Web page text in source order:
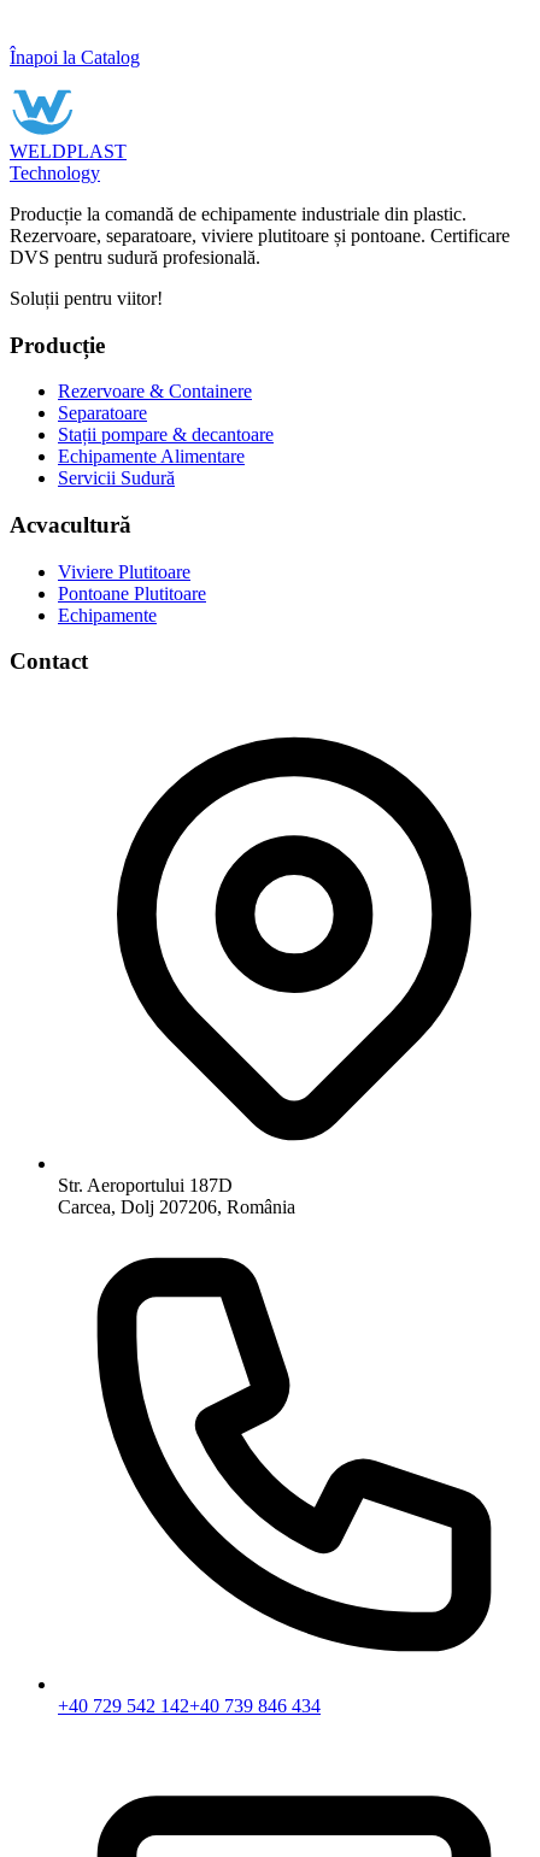
Înapoi la Catalog
WELDPLAST
Technology
Producție la comandă de echipamente industriale din plastic.
Rezervoare, separatoare, viviere plutitoare și pontoane. Certificare
DVS pentru sudură profesională.
Soluții pentru viitor!
Producție
Rezervoare & Containere
Separatoare
Stații pompare & decantoare
Echipamente Alimentare
Servicii Sudură
Acvacultură
Viviere Plutitoare
Pontoane Plutitoare
Echipamente
Contact
Str. Aeroportului 187D
Carcea, Dolj 207206, România
+40 729 542 142+40 739 846 434